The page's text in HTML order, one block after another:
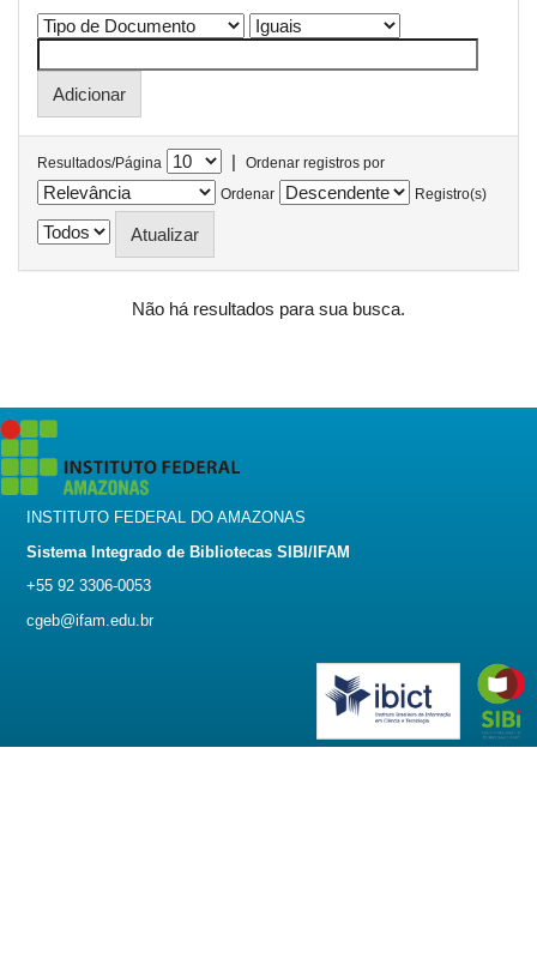
Resultados/Página |
Ordenar registros por
Ordenar
Registro(s)
Não há resultados para sua busca.
INSTITUTO FEDERAL DO AMAZONAS
Sistema Integrado de Bibliotecas SIBI/IFAM
+55 92 3306-0053
cgeb@ifam.edu.br